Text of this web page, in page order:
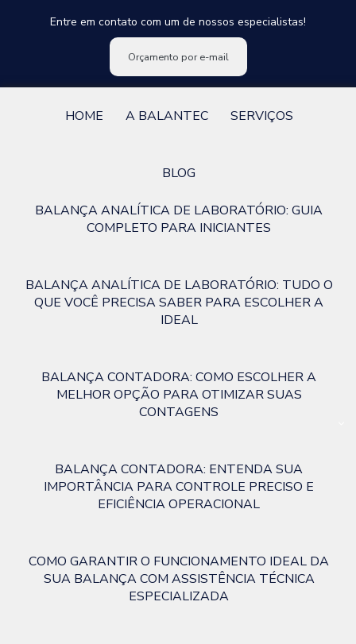
Entre em contato com um de nossos especialistas!
Orçamento por e-mail
HOME A BALANTEC SERVIÇOS
BLOG
BALANÇA ANALÍTICA DE LABORATÓRIO: GUIA
COMPLETO PARA INICIANTES
BALANÇA ANALÍTICA DE LABORATÓRIO: TUDO O
QUE VOCÊ PRECISA SABER PARA ESCOLHER A
IDEAL
BALANÇA CONTADORA: COMO ESCOLHER A
MELHOR OPÇÃO PARA OTIMIZAR SUAS
CONTAGENS
BALANÇA CONTADORA: ENTENDA SUA
IMPORTÂNCIA PARA CONTROLE PRECISO E
EFICIÊNCIA OPERACIONAL
COMO GARANTIR O FUNCIONAMENTO IDEAL DA
SUA BALANÇA COM ASSISTÊNCIA TÉCNICA
ESPECIALIZADA